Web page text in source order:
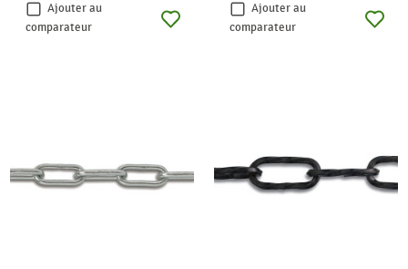
Ajouter au
comparateur
Ajouter au
comparateur